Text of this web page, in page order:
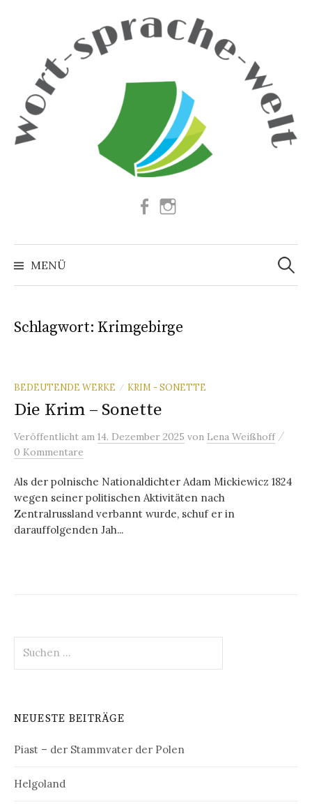
Facebook
MENÜ
Suchen
nach:
Schlagwort: Krimgebirge
BEDEUTENDE WERKE / KRIM - SONETTE
Die Krim – Sonette
Veröffentlicht am 14. Dezember 2025 von Lena Weißhoff /
0 Kommentare
Als der polnische Nationaldichter Adam Mickiewicz 1824
wegen seiner politischen Aktivitäten nach
Zentralrussland verbannt wurde, schuf er in
darauffolgenden Jah...
nach:
NEUESTE BEITRÄGE
Piast – der Stammvater der Polen
Helgoland